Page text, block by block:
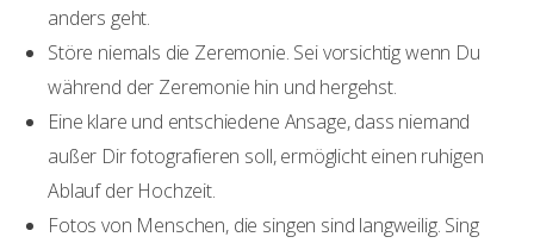
anders geht.
Störe niemals die Zeremonie. Sei vorsichtig wenn Du
während der Zeremonie hin und hergehst.
Eine klare und entschiedene Ansage, dass niemand
außer Dir fotografieren soll, ermöglicht einen ruhigen
Ablauf der Hochzeit.
Fotos von Menschen, die singen sind langweilig. Sing